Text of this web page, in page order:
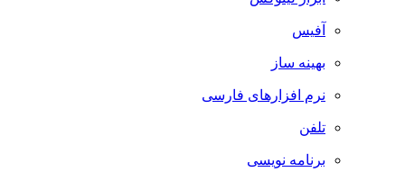
آفیس
بهینه ساز
نرم افزارهای فارسی
تلفن
برنامه نویسی